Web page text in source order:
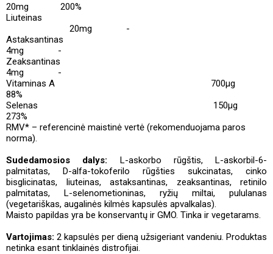
20mg
200%
Liuteinas
20mg
-
Astaksantinas
4mg
-
Zeaksantinas
4mg
-
Vitaminas A
700μg
88%
Selenas
150μg
273%
RMV* – referencinė maistinė vertė (rekomenduojama paros
norma).
Sudedamosios dalys:
L-askorbo rūgštis, L-askorbil-6-
palmitatas, D-alfa-tokoferilo rūgšties sukcinatas, cinko
bisglicinatas, liuteinas, astaksantinas, zeaksantinas, retinilo
palmitatas, L-selenometioninas, ryžių miltai, pululanas
(vegetariškas, augalinės kilmės kapsulės apvalkalas).
Maisto papildas yra be konservantų ir GMO. Tinka ir vegetarams.
Vartojimas: 2 kapsulės per dieną užsigeriant vandeniu. Produktas
netinka esant tinklainės distrofijai.